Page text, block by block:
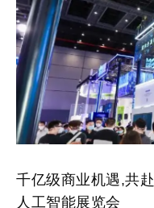
千亿级商业机遇,共
人工智能展览会